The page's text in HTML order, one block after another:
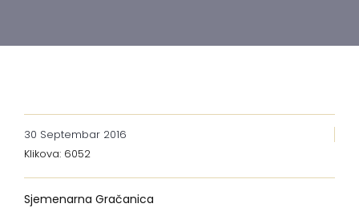
30 Septembar 2016
Klikova: 6052
Sjemenarna Gračanica